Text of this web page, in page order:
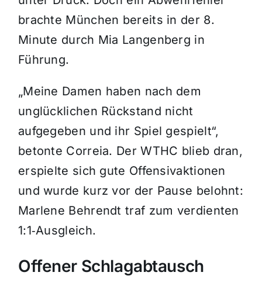
brachte München bereits in der 8.
Minute durch Mia Langenberg in
Führung.
„Meine Damen haben nach dem
unglücklichen Rückstand nicht
aufgegeben und ihr Spiel gespielt“,
betonte Correia. Der WTHC blieb dran,
erspielte sich gute Offensivaktionen
und wurde kurz vor der Pause belohnt:
Marlene Behrendt traf zum verdienten
1:1‑Ausgleich.
Offener Schlagabtausch